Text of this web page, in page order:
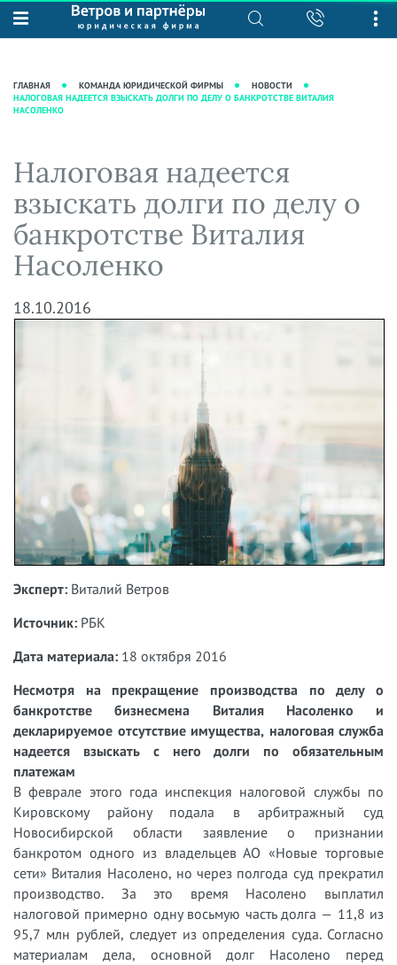
О нас
Рекомендации
Преимущества юридической
фирмы
Кейсы
Вакансии
Юридические услуги
Интеллектуальная собственность
Налоговая практика
Ведение уголовных дел
Защита активов
Ведение дел о банкротстве
База знаний
Журнал "Секреты арбитражной
практики"
Аудиоподкасты
Видеоподкасты
Справочная
Вопросы-ответы
Прямые эфиры
ГЛАВНАЯ КОМАНДА ЮРИДИЧЕСКОЙ ФИРМЫ
НОВОСТИ
НАЛОГОВАЯ НАДЕЕТСЯ ВЗЫСКАТЬ ДОЛГИ ПО ДЕЛУ О БАНКРОТСТВЕ ВИТАЛИЯ
НАСОЛЕНКО
Налоговая надеется
взыскать долги по делу о
банкротстве Виталия
Насоленко
18.10.2016
Эксперт: Виталий Ветров
Источник: РБК
Дата материала: 18 октября 2016
Несмотря на прекращение производства по делу о
банкротстве бизнесмена Виталия Насоленко и
декларируемое отсутствие имущества, налоговая служба
надеется взыскать с него долги по обязательным
платежам
В феврале этого года инспекция налоговой службы по
Кировскому району подала в арбитражный суд
Новосибирской области заявление о признании
банкротом одного из владельцев АО «Новые торговые
сети» Виталия Насолено, но через полгода суд прекратил
производство. За это время Насолено выплатил
налоговой примерно одну восьмую часть долга — 11,8 из
95,7 млн рублей, следует из определения суда. Согласно
материалам дела, основной долг Насолено перед